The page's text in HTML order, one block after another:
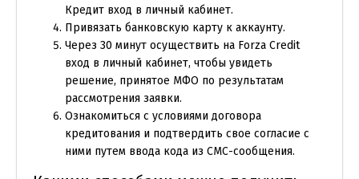
Кредит вход в личный кабинет.
Привязать банковскую карту к аккаунту.
Через 30 минут осуществить на Forza Credit
вход в личный кабинет, чтобы увидеть
решение, принятое МФО по результатам
рассмотрения заявки.
Ознакомиться с условиями договора
кредитования и подтвердить свое согласие с
ними путем ввода кода из СМС-сообщения.